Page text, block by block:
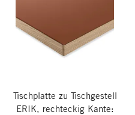
Tischplatte zu Tischgestell
ERIK, rechteckigKante: